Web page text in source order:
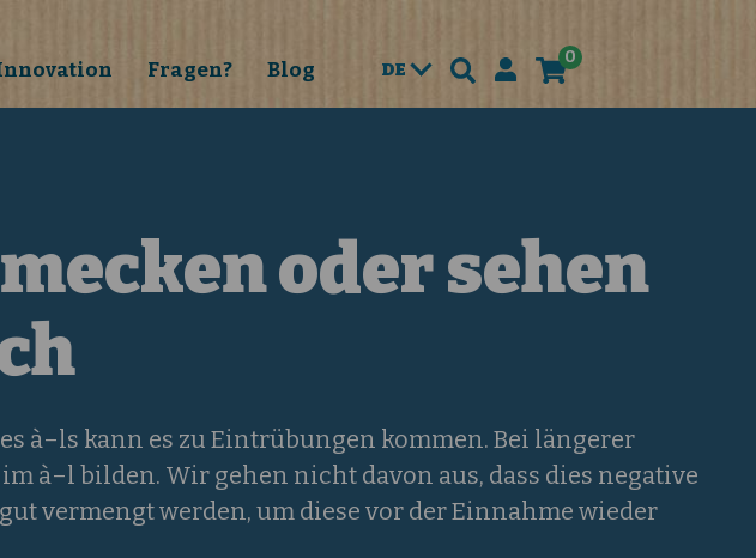
Fragen? Blog DE
0
oder sehen
à–ls kann es zu Eintrübungen kommen. Bei längerer
à–l bilden. Wir gehen nicht davon aus, dass dies negative
vermengt werden, um diese vor der Einnahme wieder